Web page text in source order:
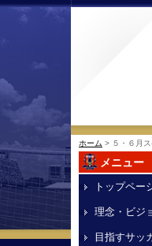
ホーム > ５・６
メニュー
トップペー
理念・ビジ
目指すサッ